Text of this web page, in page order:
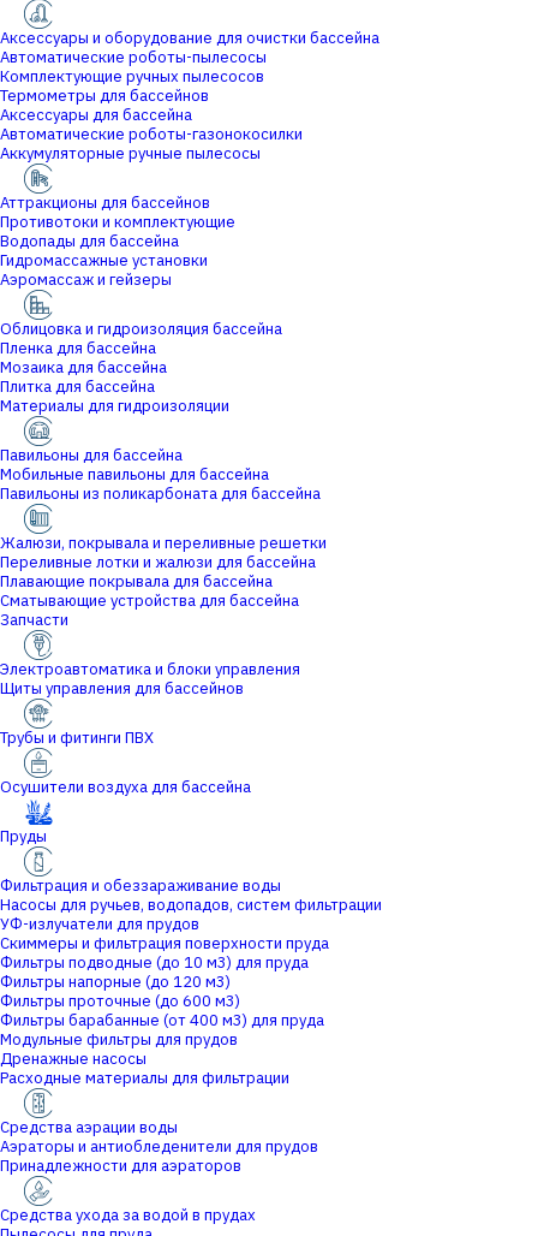
Аксессуары и оборудование для очистки бассейна
Автоматические роботы-пылесосы
Комплектующие ручных пылесосов
Термометры для бассейнов
Аксессуары для бассейна
Автоматические роботы-газонокосилки
Аккумуляторные ручные пылесосы
Аттракционы для бассейнов
Противотоки и комплектующие
Водопады для бассейна
Гидромассажные установки
Аэромассаж и гейзеры
Облицовка и гидроизоляция бассейна
Пленка для бассейна
Мозаика для бассейна
Плитка для бассейна
Материалы для гидроизоляции
Павильоны для бассейна
Мобильные павильоны для бассейна
Павильоны из поликарбоната для бассейна
Жалюзи, покрывала и переливные решетки
Переливные лотки и жалюзи для бассейна
Плавающие покрывала для бассейна
Сматывающие устройства для бассейна
Запчасти
Электроавтоматика и блоки управления
Щиты управления для бассейнов
Трубы и фитинги ПВХ
Осушители воздуха для бассейна
Пруды
Фильтрация и обеззараживание воды
Насосы для ручьев, водопадов, систем фильтрации
УФ-излучатели для прудов
Скиммеры и фильтрация поверхности пруда
Фильтры подводные (до 10 м3) для пруда
Фильтры напорные (до 120 м3)
Фильтры проточные (до 600 м3)
Фильтры барабанные (от 400 м3) для пруда
Модульные фильтры для прудов
Дренажные насосы
Расходные материалы для фильтрации
Средства аэрации воды
Аэраторы и антиобледенители для прудов
Принадлежности для аэраторов
Средства ухода за водой в прудах